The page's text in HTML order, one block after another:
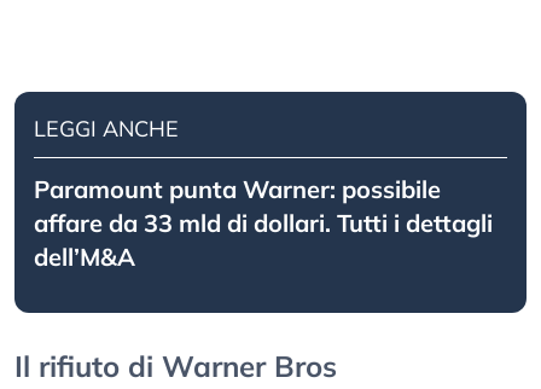
LEGGI ANCHE
Paramount punta Warner: possibile
affare da 33 mld di dollari. Tutti i dettagli
dell’M&A
Il rifiuto di Warner Bros